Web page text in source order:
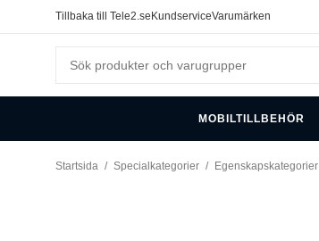
Tillbaka till Tele2.se KundserviceVarumärken
MOBILTILLBEHÖR
Startsida / Specialkategorier / Egenskapskategorier